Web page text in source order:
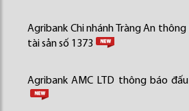
Agribank Chi nhánh Tràng An
tài sản số 1373
Agribank AMC LTD thông báo